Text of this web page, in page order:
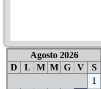
Agosto 2026
D
L M M G V
S
1